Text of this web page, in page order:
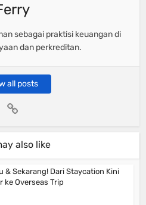
sebagai praktisi keuangan di
dan perkreditan.
all posts
also like
& Sekarang! Dari Staycation Kini
ke Overseas Trip